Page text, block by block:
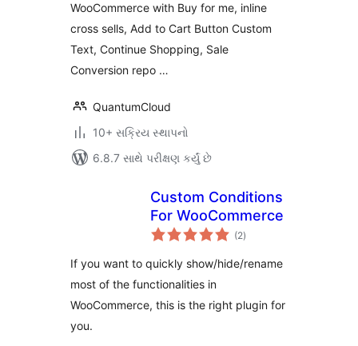
WooCommerce with Buy for me, inline
cross sells, Add to Cart Button Custom
Text, Continue Shopping, Sale
Conversion repo …
QuantumCloud
10+ સક્રિય સ્થાપનો
6.8.7 સાથે પરીક્ષણ કર્યું છે
Custom Conditions
For WooCommerce
(2કુલ
રેટિંગ્સ
)
If you want to quickly show/hide/rename
most of the functionalities in
WooCommerce, this is the right plugin for
you.